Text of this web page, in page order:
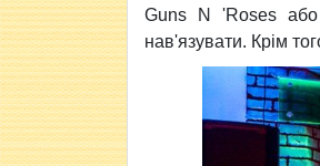
Guns N 'Roses
нав'язувати. Крім